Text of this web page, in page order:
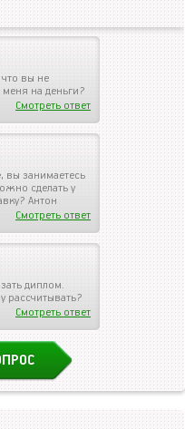
что вы не
на деньги?
Смотреть ответ
вы занимаетесь
сделать у
Антон
Смотреть ответ
диплом.
рассчитывать?
Смотреть ответ